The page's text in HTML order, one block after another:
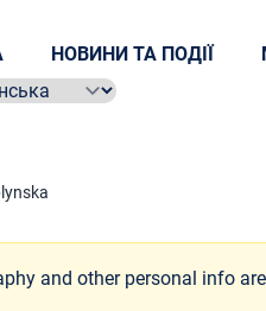
НОВИНИ ТА ПОДІЇ
and other personal info